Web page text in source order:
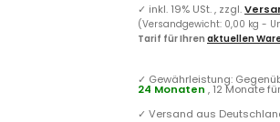
✓ inkl. 19% USt. , zzgl.
(Versandgewicht: 0,00 kg -
Tarif für Ihren aktuellen
✓ Gewährleistung:
24 Monaten , 12 Monate
✓ Versand aus